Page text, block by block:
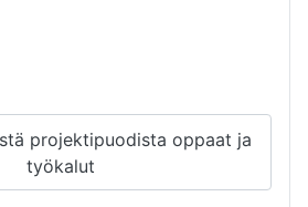
projektipuodista oppaat ja
työkalut